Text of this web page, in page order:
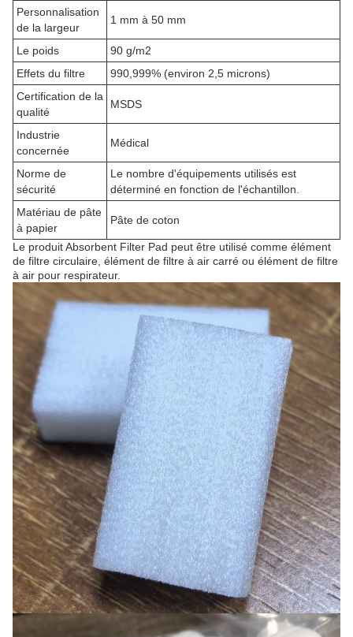
Personnalisation
de la largeur
1 mm à 50 mm
Le poids
90 g/m2
Effets du filtre
990,999% (environ 2,5 microns)
Certification de la
qualité
MSDS
Industrie
concernée
Médical
Norme de
sécurité
Le nombre d'équipements utilisés est
déterminé en fonction de l'échantillon.
Matériau de pâte
à papier
Pâte de coton
Le produit Absorbent Filter Pad peut être utilisé comme élément
de filtre circulaire, élément de filtre à air carré ou élément de filtre
à air pour respirateur.